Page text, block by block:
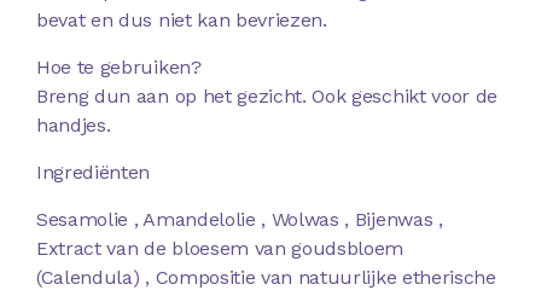
bevat en dus niet kan bevriezen.
Hoe te gebruiken?
Breng dun aan op het gezicht. Ook geschikt voor de
handjes.
Ingrediënten
Sesamolie , Amandelolie , Wolwas , Bijenwas ,
Extract van de bloesem van goudsbloem
(Calendula) , Compositie van natuurlijke etherische